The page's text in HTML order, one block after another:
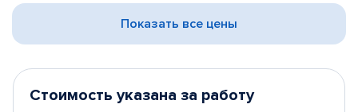
Показать все цены
Стоимость указана за работу